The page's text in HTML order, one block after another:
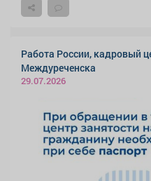
Работа России, кадровый
Междуреченска
29.07.2026